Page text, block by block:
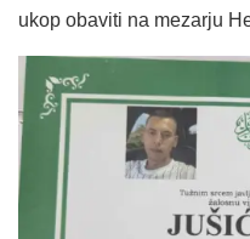
ukop obaviti na mezarju